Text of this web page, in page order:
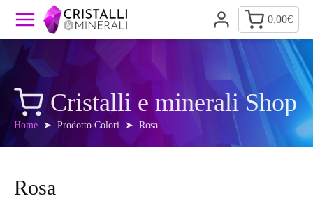
0,00€
Cristalli e minerali Shop
Home ➤ Prodotto Colori ➤ Rosa
Rosa